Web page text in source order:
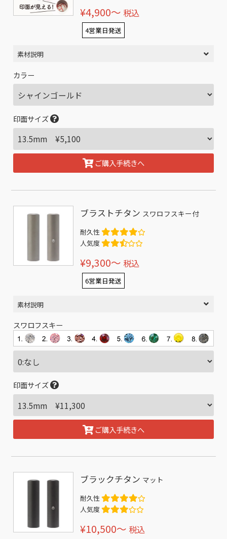
¥4,900〜 税込
4営業日発送
素材説明
カラー
印面サイズ
ご購入手続きへ
ブラストチタン スワロフスキー付
耐久性
人気度
¥9,300〜 税込
6営業日発送
素材説明
スワロフスキー
印面サイズ
ご購入手続きへ
ブラックチタン マット
耐久性
人気度
¥10,500〜 税込